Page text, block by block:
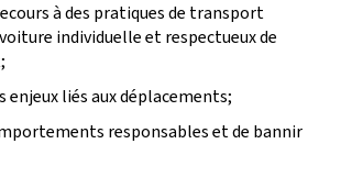
à des pratiques de transport
individuelle et respectueux de
liés aux déplacements;
responsables et de bannir